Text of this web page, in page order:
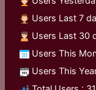
Users Last 7
Users Last 30
Users This
Users This